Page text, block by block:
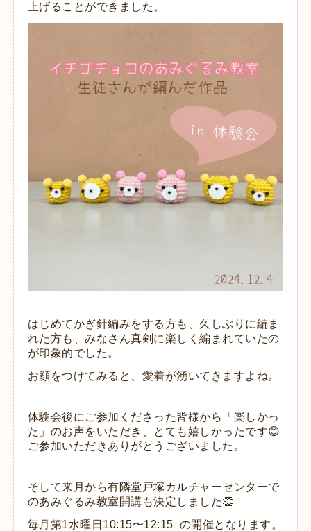
上げることができました。
はじめてかぎ針編みをする方も、久しぶりに編ま
れた方も、みなさん真剣に楽しく編まれていたの
が印象的でした。
お顔をつけてみると、愛着が湧いてきますよね。
体験会後にご参加くださった皆様から「楽しかっ
た」のお声をいただき、とても嬉しかったです😊
ご参加いただきありがとうございました。
そして来月から有隣堂戸塚カルチャーセンターで
のあみぐるみ教室開講も決定しました👏
毎月第1水曜日10:15〜12:15 の開催となります。